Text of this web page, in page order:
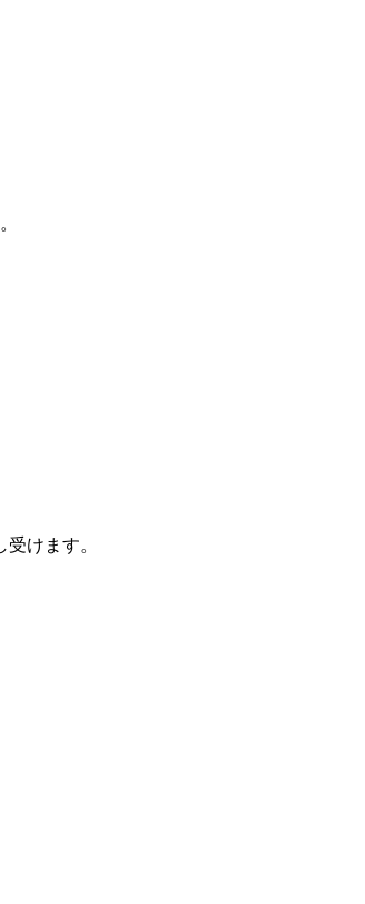
けます。